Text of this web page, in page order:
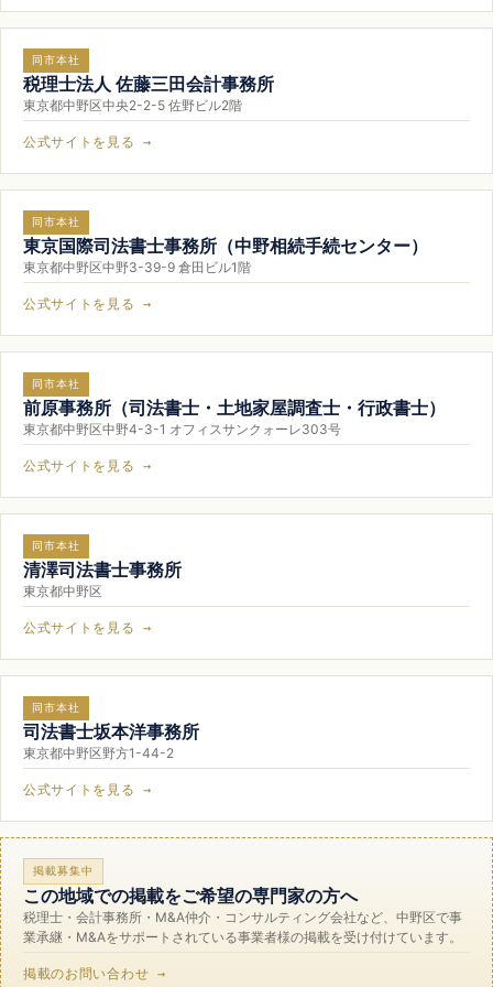
同市本社
税理士法人 佐藤三田会計事務所
東京都中野区中央2-2-5 佐野ビル2階
公式サイトを見る →
同市本社
東京国際司法書士事務所（中野相続手続センター）
東京都中野区中野3-39-9 倉田ビル1階
公式サイトを見る →
同市本社
前原事務所（司法書士・土地家屋調査士・行政書士）
東京都中野区中野4-3-1 オフィスサンクォーレ303号
公式サイトを見る →
同市本社
清澤司法書士事務所
東京都中野区
公式サイトを見る →
同市本社
司法書士坂本洋事務所
東京都中野区野方1-44-2
公式サイトを見る →
掲載募集中
この地域での掲載をご希望の専門家の方へ
税理士・会計事務所・M&A仲介・コンサルティング会社など、中野区で事
業承継・M&Aをサポートされている事業者様の掲載を受け付けています。
掲載のお問い合わせ →